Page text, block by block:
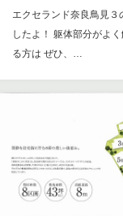
エクセランド奈良鳥見
したよ！ 躯体部分がよ
る方は ぜひ、…